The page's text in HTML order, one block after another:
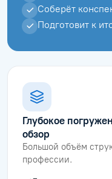
Соберёт
Подготовит к
Глубокое
обзор
Большой объём
профессии.